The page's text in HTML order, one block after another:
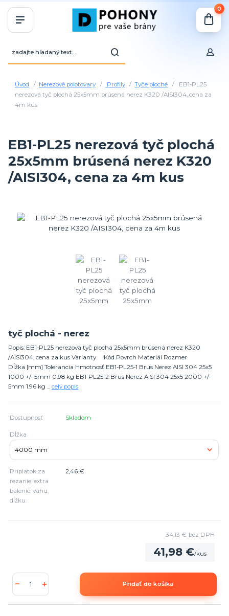
0
Úvod Nerezové polotovary Profily Tyče ploché
EB1-PL25
nerezová tyč plochá 25x5mm brúsená nerez K320 /AISI304, cena za
4m kus
EB1-PL25 nerezová tyč plochá
25x5mm brúsená nerez K320
/AISI304, cena za 4m kus
tyč plochá - nerez
Popis: EB1-PL25 nerezová tyč plochá 25x5mm brúsená nerez K320
/AISI304, cena za kus Varianty Kód Povrch Materiál Rozmer
Dĺžka [mm] Tolerancia Hmotnosť EB1-PL25-1 Brus Nerez AISI 304 25x5
1000 +/- 5mm 0.98 kg EB1-PL25-2 Brus Nerez AISI 304 25x5 2000 +/-
5mm 1.96 kg ... celý popis
Dostupnosť Skladom
Dĺžka
Príplatok za
rezanie, extra
balenie, váhu,
dĺžku.
2,46 €
41,98 €/kus
34,13 € bez DPH
Pridať do košíka